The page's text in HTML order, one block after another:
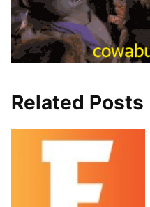
Related Posts